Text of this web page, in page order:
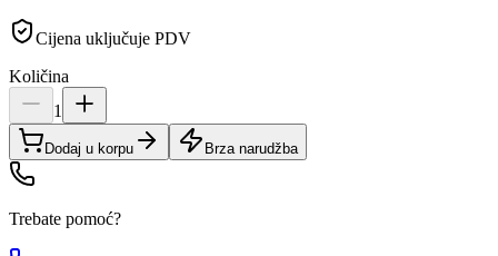
Cijena uključuje PDV
Količina
1
Dodaj u korpu Brza narudžba
Trebate pomoć?